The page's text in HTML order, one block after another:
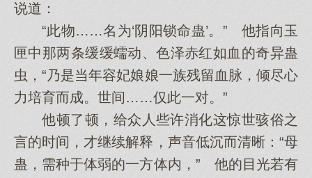
说道：
“此物……名为‘阴阳锁命蛊’。” 他指向玉
匣中那两条缓缓蠕动、色泽赤红如血的奇异蛊
虫，“乃是当年容妃娘娘一族残留血脉，倾尽心
力培育而成。世间……仅此一对。”
他顿了顿，给众人些许消化这惊世骇俗之
言的时间，才继续解释，声音低沉而清晰：“母
蛊，需种于体弱的一方体内，” 他的目光若有